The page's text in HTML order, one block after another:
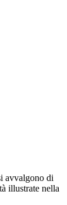
avvalgono di
illustrate nella